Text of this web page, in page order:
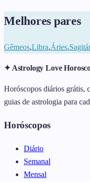
Melhores pares
Gêmeos,Libra,Áries,
✦ Astrology Love
Horóscopos diários grátis,
guias de astrologia para
Horóscopos
Diário
Semanal
Mensal